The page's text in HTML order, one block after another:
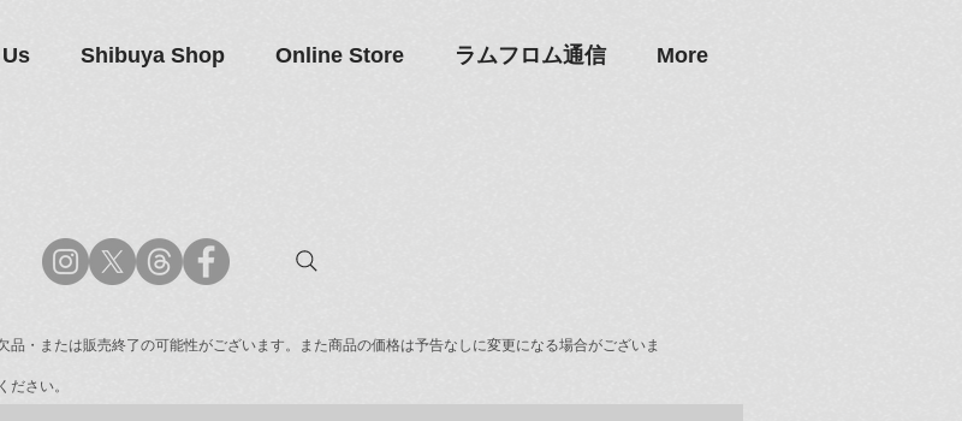
Shibuya Shop Online Store ラムフロム通信 More
・または販売終了の可能性がございます。また商品の価格は予告なしに変更になる場合がございま
さい。